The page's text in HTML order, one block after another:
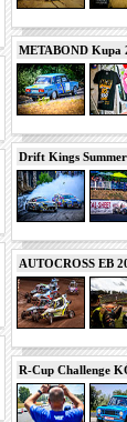
METABOND Kupa
Drift Kings
AUTOCROSS EB
R-Cup Challenge